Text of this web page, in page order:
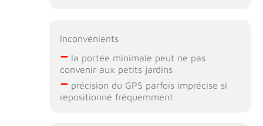
Inconvénients
–la portée minimale peut ne pas
convenir aux petits jardins
–précision du GPS parfois imprécise si
repositionné fréquemment